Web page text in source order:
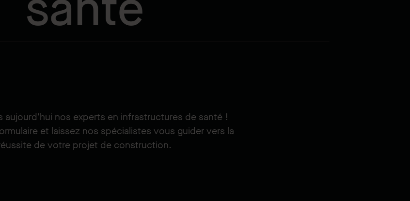
aujourd'hui nos experts en infrastructures de santé !
et laissez nos spécialistes vous guider vers la
de votre projet de construction.